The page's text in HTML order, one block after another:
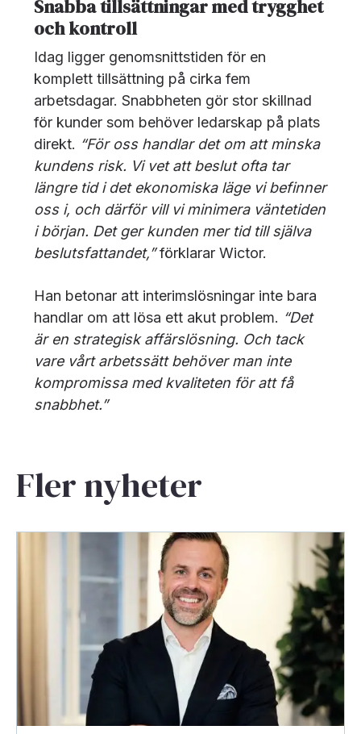
Snabba tillsättningar med trygghet
och kontroll
Idag ligger genomsnittstiden för en
komplett tillsättning på cirka fem
arbetsdagar. Snabbheten gör stor skillnad
för kunder som behöver ledarskap på plats
direkt. “För oss handlar det om att minska
kundens risk. Vi vet att beslut ofta tar
längre tid i det ekonomiska läge vi befinner
oss i, och därför vill vi minimera väntetiden
i början. Det ger kunden mer tid till själva
beslutsfattandet,”förklarar Wictor.
Han betonar att interimslösningar inte bara
handlar om att lösa ett akut problem. “Det
är en strategisk affärslösning. Och tack
vare vårt arbetssätt behöver man inte
kompromissa med kvaliteten för att få
snabbhet.”
Fler nyheter